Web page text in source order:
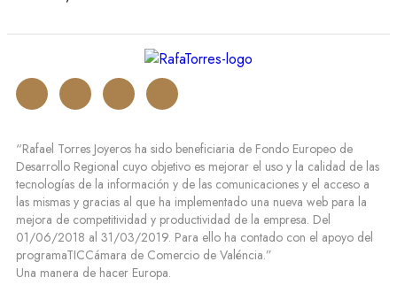
“Rafael Torres Joyeros ha sido beneficiaria de Fondo Europeo de
Desarrollo Regional cuyo objetivo es mejorar el uso y la calidad de las
tecnologías de la información y de las comunicaciones y el acceso a
las mismas y gracias al que ha implementado una nueva web para la
mejora de competitividad y productividad de la empresa. Del
01/06/2018 al 31/03/2019. Para ello ha contado con el apoyo del
programaTICCámara de Comercio de Valéncia.”
Una manera de hacer Europa.